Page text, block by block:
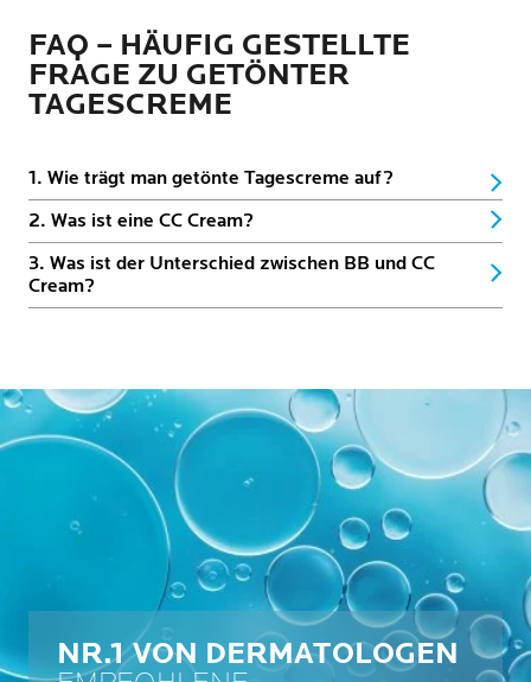
FAQ – HÄUFIG GESTELLTE
FRAGE ZU GETÖNTER
TAGESCREME
1. Wie trägt man getönte Tagescreme auf?
2. Was ist eine CC Cream?
3. Was ist der Unterschied zwischen BB und CC
Cream?
NR.1 VON DERMATOLOGEN